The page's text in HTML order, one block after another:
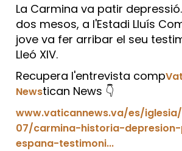
La Carmina va patir
dos mesos, a l'Estadi Lluís
jove va fer arribar el seu
Lleó XIV.
Recupera l'entrevista comp
Newstican News 👇
www.vaticannews.va/es/
07/carmina-historia-
espana-testimoni...